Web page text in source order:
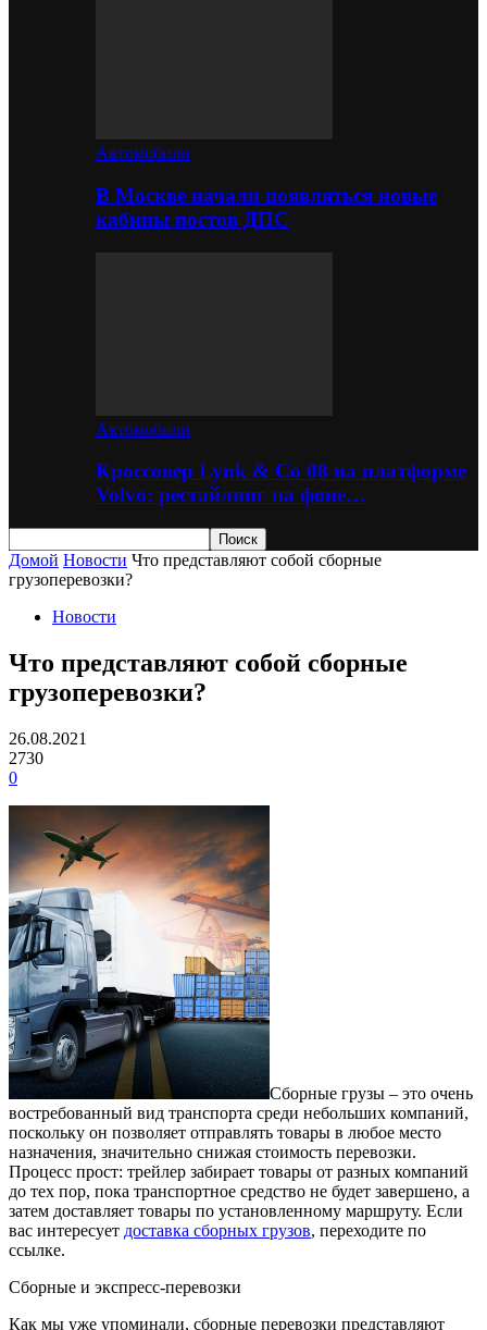
Автомобили
В Москве начали появляться новые
кабины постов ДПС
Автомобили
Кроссовер Lynk & Co 08 на платформе
Volvo: рестайлинг на фоне…
Домой Новости Что представляют собой сборные
грузоперевозки?
Новости
Что представляют собой сборные
грузоперевозки?
26.08.2021
2730
0
Сборные грузы – это очень
востребованный вид транспорта среди небольших компаний,
поскольку он позволяет отправлять товары в любое место
назначения, значительно снижая стоимость перевозки.
Процесс прост: трейлер забирает товары от разных компаний
до тех пор, пока транспортное средство не будет завершено, а
затем доставляет товары по установленному маршруту. Если
вас интересует доставка сборных грузов, переходите по
ссылке.
Сборные и экспресс-перевозки
Как мы уже упоминали, сборные перевозки представляют